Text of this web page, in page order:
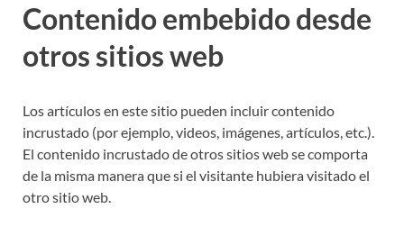
Contenido embebido desde
otros sitios web
Los artículos en este sitio pueden incluir contenido
incrustado (por ejemplo, videos, imágenes, artículos, etc.).
El contenido incrustado de otros sitios web se comporta
de la misma manera que si el visitante hubiera visitado el
otro sitio web.